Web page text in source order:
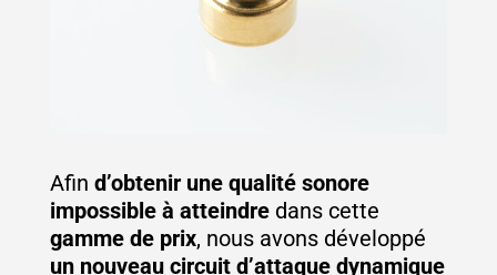
Afin d’obtenir une qualité sonore
impossible à atteindre dans cette
gamme de prix, nous avons développé
un nouveau circuit d’attaque dynamique